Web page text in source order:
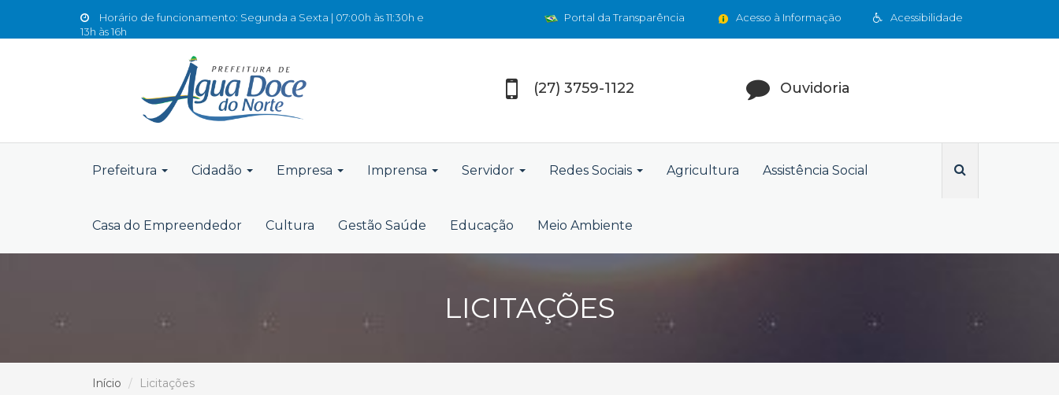
Horário de funcionamento: Segunda a Sexta | 07:00h às 11:30h e
13h às 16h
Acessibilidade
Acesso à Informação
Portal da Transparência
(27) 3759-1122 Ouvidoria
Prefeitura Cidadão Empresa Imprensa Servidor Redes Sociais Agricultura Assistência Social
Casa do Empreendedor Cultura Gestão Saúde Educação Meio Ambiente
LICITAÇÕES
Início Licitações